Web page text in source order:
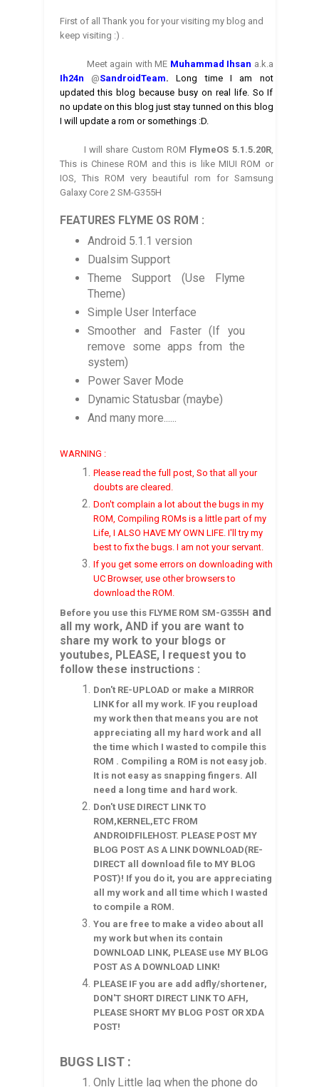
First of all Thank you for your visiting my blog and
keep visiting :) .
Meet again with ME Muhammad Ihsan a.k.a
Ih24n @SandroidTeam.Long time I am not
updated this blog because busy on real life. So If
no update on this blog just stay tunned on this blog
I will update a rom or somethings :D.
I will share Custom ROM FlymeOS 5.1.5.20R,
This is Chinese ROM and this is like MIUI ROM or
IOS, This ROM very beautiful rom for Samsung
Galaxy Core 2 SM-G355H
FEATURES FLYME OS ROM :
Android 5.1.1 version
Dualsim Support
Theme Support (Use Flyme
Theme)
Simple User Interface
Smoother and Faster (If you
remove some apps from the
system)
Power Saver Mode
Dynamic Statusbar (maybe)
And many more......
WARNING :
Please read the full post, So that all your
doubts are cleared.
Don't complain a lot about the bugs in my
ROM, Compiling ROMs is a little part of my
Life, I ALSO HAVE MY OWN LIFE. I'll try my
best to fix the bugs. I am not your servant.
If you get some errors on downloading with
UC Browser, use other browsers to
download the ROM.
Before you use this FLYMEROM SM-G355H and
all my work, AND if you are want to
share my work to your blogs or
youtubes, PLEASE, I request you to
follow these instructions :
Don't RE-UPLOAD or make a MIRROR
LINK for all my work. IF you reupload
my work then that means you are not
appreciating all my hard work and all
the time which I wasted to compile this
ROM . Compiling a ROM is not easy job.
It is not easy as snapping fingers. All
need a long time and hard work.
Don't USE DIRECT LINK TO
ROM,KERNEL,ETC FROM
ANDROIDFILEHOST. PLEASE POST MY
BLOG POST AS A LINK DOWNLOAD(RE-
DIRECT all download file to MY BLOG
POST)! If you do it, you are appreciating
all my work and all time which I wasted
to compile a ROM.
You are free to make a video about all
my work but when its contain
DOWNLOAD LINK, PLEASE use MY BLOG
POST AS A DOWNLOAD LINK!
PLEASE IF you are add adfly/shortener,
DON'T SHORT DIRECT LINK TO AFH,
PLEASE SHORT MY BLOG POST OR XDA
POST!
BUGS LIST :
Only Little lag when the phone do